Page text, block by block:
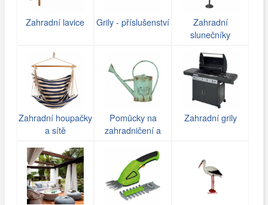
Zahradní lavice Grily - příslušenství
Zahradní
slunečníky
Zahradní houpačky
a sítě
Pomůcky na
zahradničení a
Zahradní grily